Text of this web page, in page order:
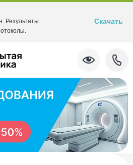
Результаты
Скачать